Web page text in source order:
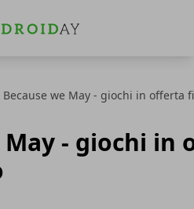
Because we May - giochi in offerta
May - giochi